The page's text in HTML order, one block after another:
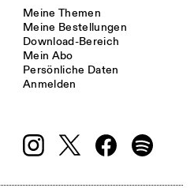
Meine Themen
Meine Bestellungen
Download-Bereich
Mein Abo
Persönliche Daten
Anmelden